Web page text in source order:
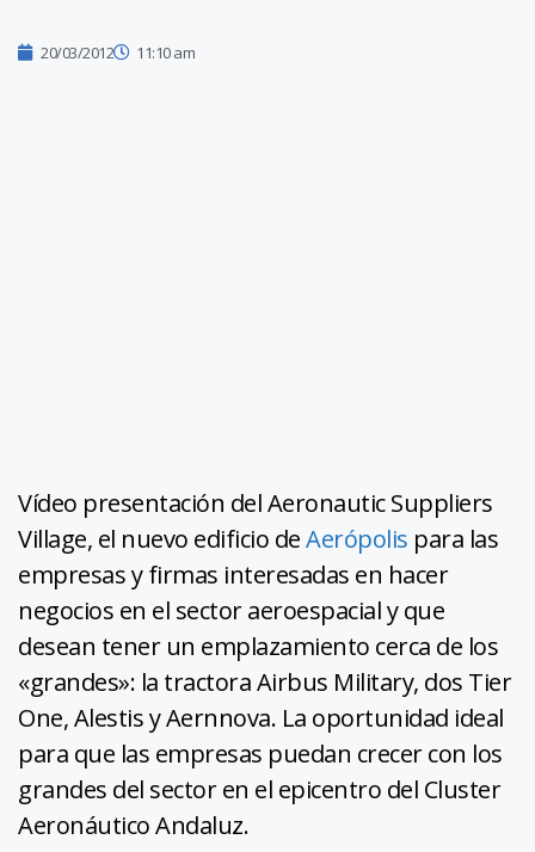
20/03/2012 11:10 am
Vídeo presentación del Aeronautic Suppliers
Village, el nuevo edificio deAerópolis para las
empresas y firmas interesadas en hacer
negocios en el sector aeroespacial y que
desean tener un emplazamiento cerca de los
«grandes»: la tractora Airbus Military, dos Tier
One, Alestis y Aernnova. La oportunidad ideal
para que las empresas puedan crecer con los
grandes del sector en el epicentro del Cluster
Aeronáutico Andaluz.